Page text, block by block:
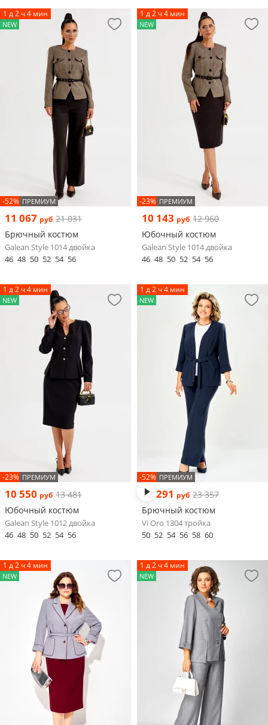
1 д 2 ч 4 мин
NEW
-52% ПРЕМИУМ
11 067 руб 21 031
Брючный костюм
Galean Style 1014 двойка
46 48 50 52 54 56
1 д 2 ч 4 мин
NEW
-23% ПРЕМИУМ
10 143 руб 12 960
Юбочный костюм
Galean Style 1014 двойка
46 48 50 52 54 56
1 д 2 ч 4 мин
NEW
-23% ПРЕМИУМ
10 550 руб 13 481
Юбочный костюм
Galean Style 1012 двойка
46 48 50 52 54 56
1 д 2 ч 4 мин
NEW
-52% ПРЕМИУМ
12 291 руб 23 357
Брючный костюм
Vi Oro 1304 тройка
50 52 54 56 58 60
1 д 2 ч 4 мин
NEW
1 д 2 ч 4 мин
NEW